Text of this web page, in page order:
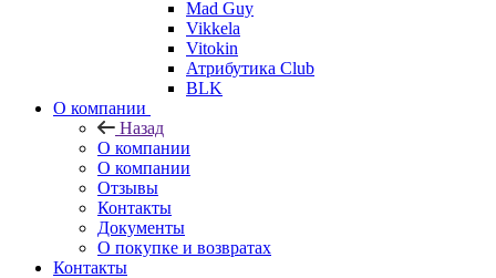
Mad Guy
Vikkela
Vitokin
Атрибутика Club
BLK
О компании
Назад
О компании
О компании
Отзывы
Контакты
Документы
О покупке и возвратах
Контакты